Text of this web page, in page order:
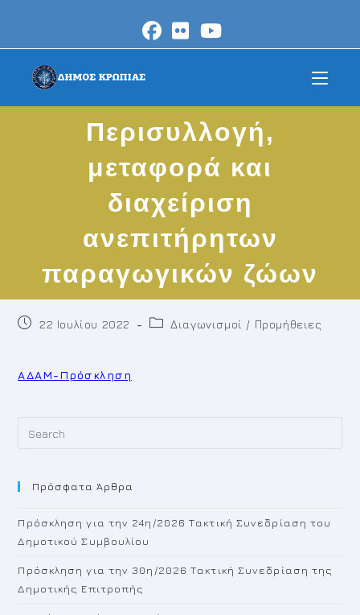
content
Περισυλλογή,
μεταφορά και
διαχείριση
ανεπιτήρητων
παραγωγικών ζώων
Post22 Ιουλίου 2022
PostΔιαγωνισμοί / Προμήθειες
ΑΔΑΜ-Πρόσκληση
Πρόσφατα Άρθρα
Πρόσκληση για την 24η/2026 Τακτική Συνεδρίαση του
Δημοτικού Συμβουλίου
Πρόσκληση για την 30η/2026 Τακτική Συνεδρίαση της
Δημοτικής Επιτροπής